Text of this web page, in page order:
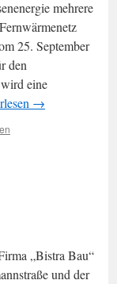
mehrere
25. September
den
eine
→
„Bistra Bau“
und der